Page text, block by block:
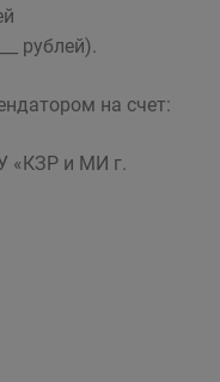
рублей).
на счет:
«КЗР и МИ г.